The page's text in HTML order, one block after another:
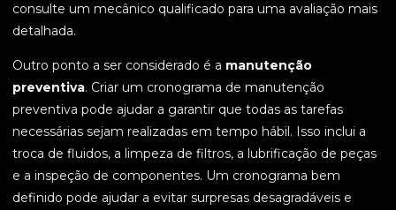
consulte um mecânico qualificado para uma avaliação mais
detalhada.
Outro ponto a ser considerado é a manutenção
preventiva. Criar um cronograma de manutenção
preventiva pode ajudar a garantir que todas as tarefas
necessárias sejam realizadas em tempo hábil. Isso inclui a
troca de fluidos, a limpeza de filtros, a lubrificação de peças
e a inspeção de componentes. Um cronograma bem
definido pode ajudar a evitar surpresas desagradáveis e